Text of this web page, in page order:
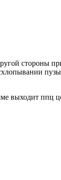
стороны
выходит ппц